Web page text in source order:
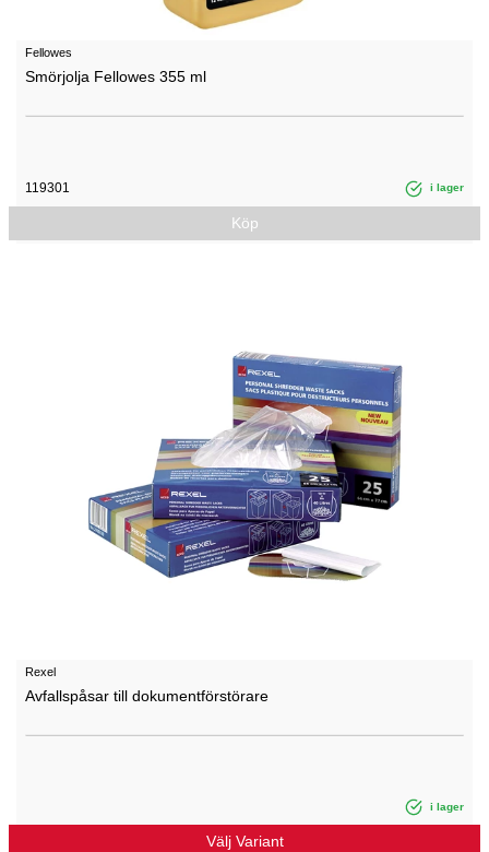
Fellowes
Smörjolja Fellowes 355 ml
119301 i lager
Köp
Rexel
Avfallspåsar till dokumentförstörare
i lager
Välj Variant